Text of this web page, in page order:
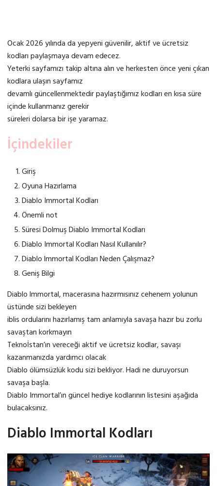
Ocak 2026 yılında da yepyeni güvenilir, aktif ve ücretsiz
kodları paylaşmaya devam edecez.
Yeterki sayfamızı takip altına alın ve herkesten önce yeni çıkan
kodlara ulaşın sayfamız
devamlı güncellenmektedir paylaştığımız kodları en kısa süre
içinde kullanmanız gerekir
süreleri dolarsa bir işe yaramaz.
İçindekiler
Giriş
Oyuna Hazırlama
Diablo Immortal Kodları
Önemli not
Süresi Dolmuş Diablo Immortal Kodları
Diablo Immortal Kodları Nasıl Kullanılır?
Diablo lmmortal Kodları Neden Çalışmaz?
Geniş Bilgi
Diablo lmmortal, macerasına hazırmısınız cehenem yolunun
üstünde sizi bekleyen
iblis ordularını hazırlamış tam anlamıyla savaşa hazır bu zorlu
savaştan korkmayın
Teknoİstan’ın vereceği aktif ve ücretsiz kodlar, savaşı
kazanmanızda yardımcı olacak
Diablo ölümsüzlük kodu sizi bekliyor. Hadi ne duruyorsun
savaşa başla.
Diablo Immortal’ın güncel hediye kodlarının listesini aşağıda
bulacaksınız.
Diablo Immortal Kodları